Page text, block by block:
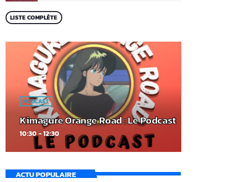
LISTE COMPLÈTE
PODCAST
Kimagure Orange Road : Le Podcast
10:30 - 12:30
ACTU POPULAIRE